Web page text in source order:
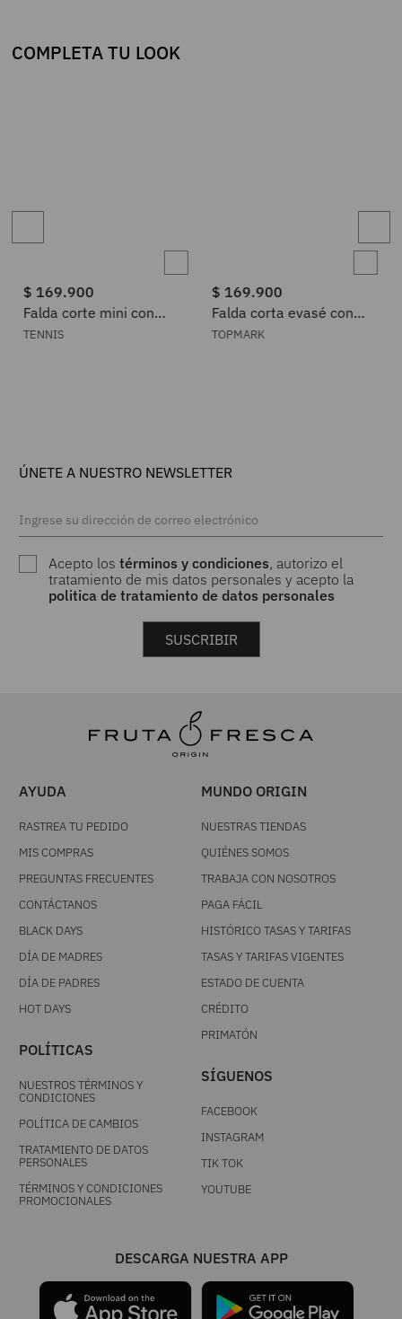
COMPLETA TU LOOK
$ 169.900
Falda corte mini con
ruedo curvo estilo tenis
TENNIS
$ 169.900
Falda corta evasé con
cintura fruncida en
TOPMARK
ÚNETE A NUESTRO NEWSLETTER
Acepto lostérminos y condiciones, autorizo el
tratamiento de mis datos personales y acepto la
politica de tratamiento de datos personales
SUSCRIBIR
AYUDA
RASTREA TU PEDIDO
MIS COMPRAS
PREGUNTAS FRECUENTES
CONTÁCTANOS
BLACK DAYS
DÍA DE MADRES
DÍA DE PADRES
HOT DAYS
POLÍTICAS
NUESTROS TÉRMINOS Y
CONDICIONES
POLÍTICA DE CAMBIOS
TRATAMIENTO DE DATOS
PERSONALES
TÉRMINOS Y CONDICIONES
PROMOCIONALES
MUNDO ORIGIN
NUESTRAS TIENDAS
QUIÉNES SOMOS
TRABAJA CON NOSOTROS
PAGA FÁCIL
HISTÓRICO TASAS Y TARIFAS
TASAS Y TARIFAS VIGENTES
ESTADO DE CUENTA
CRÉDITO
PRIMATÓN
SÍGUENOS
FACEBOOK
INSTAGRAM
TIK TOK
YOUTUBE
DESCARGA NUESTRA APP